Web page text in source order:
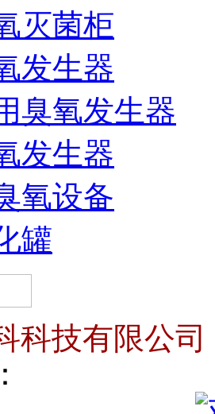
灭菌柜
发生器
臭氧发生器
发生器
氧设备
罐
科技有限公司